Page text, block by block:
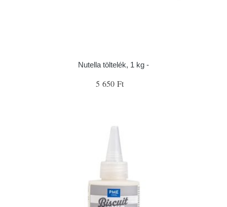
Nutella töltelék, 1 kg -
5 650 Ft